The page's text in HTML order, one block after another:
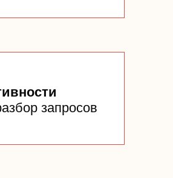
запросов